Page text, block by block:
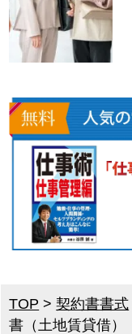
TOP >契約書書式
書（土地賃貸借）